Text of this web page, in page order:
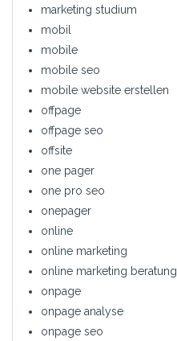
marketing studium
mobil
mobile
mobile seo
mobile website erstellen
offpage
offpage seo
offsite
one pager
one pro seo
onepager
online
online marketing
online marketing beratung
onpage
onpage analyse
onpage seo